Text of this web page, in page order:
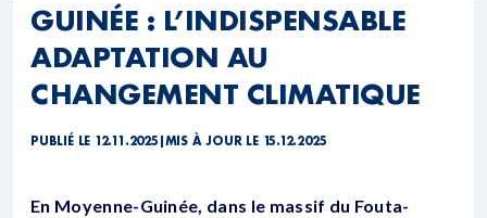
GUINÉE : L’INDISPENSABLE
ADAPTATION AU
CHANGEMENT CLIMATIQUE
PUBLIÉ LE 12.11.2025 |MIS À JOUR LE 15.12.2025
En Moyenne-Guinée, dans le massif du Fouta-